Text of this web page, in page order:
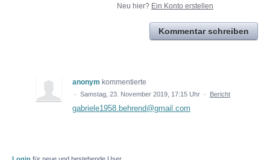
Neu hier? Ein Konto erstellen
Kommentar schreiben
anonym kommentierte
· Samstag, 23. November 2019, 17:15 Uhr · Bericht
gabriele1958.behrend@gmail.com